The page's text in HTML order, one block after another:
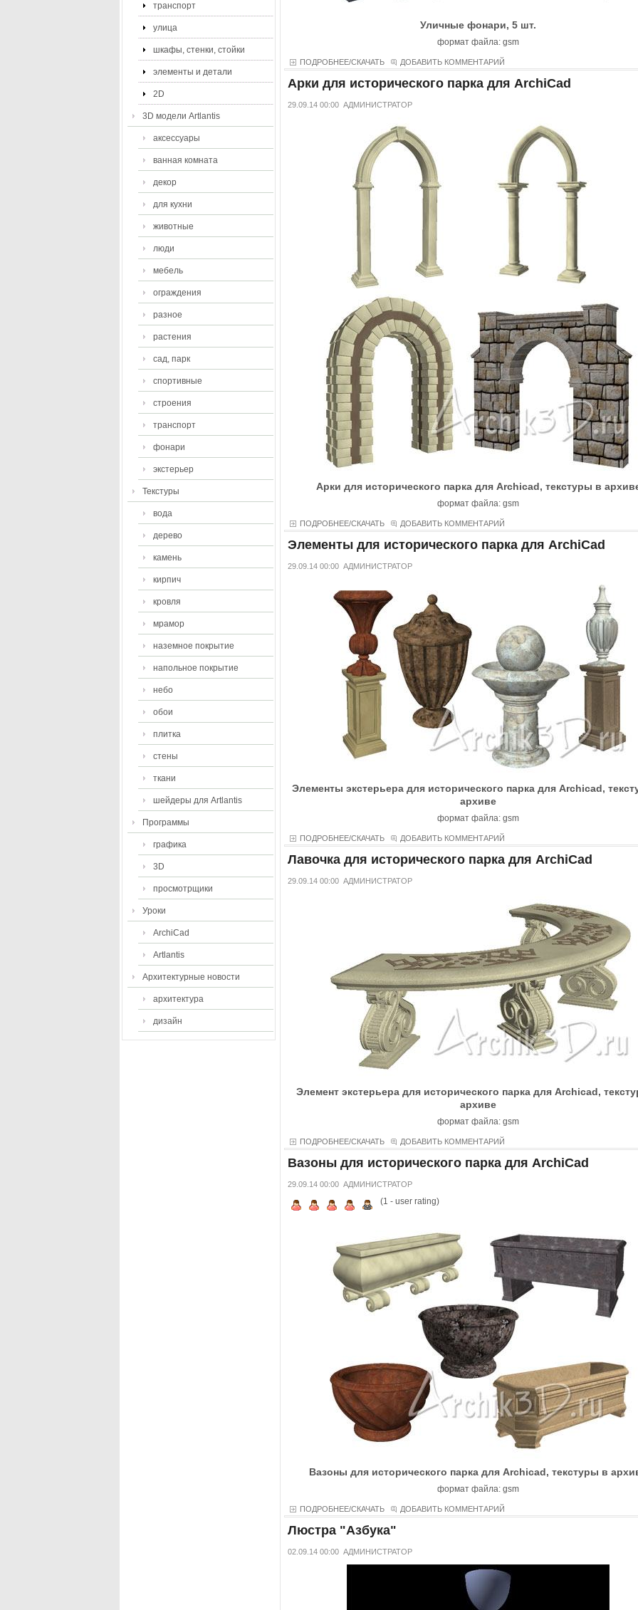
транспорт
улица
шкафы, стенки, стойки
элементы и детали
2D
3D модели Artlantis
аксессуары
ванная комната
декор
для кухни
животные
люди
мебель
ограждения
разное
растения
сад, парк
спортивные
строения
транспорт
фонари
экстерьер
Текстуры
вода
дерево
камень
кирпич
кровля
мрамор
наземное покрытие
напольное покрытие
небо
обои
плитка
стены
ткани
шейдеры для Artlantis
Программы
графика
3D
просмотрщики
Уроки
ArchiCad
Artlantis
Архитектурные новости
архитектура
дизайн
Уличные фонари, 5 шт.
формат файла: gsm
ПОДРОБНЕЕ/СКАЧАТЬ ДОБАВИТЬ КОММЕНТАРИЙ
Арки для исторического парка для ArchiCad
29.09.14 00:00 АДМИНИСТРАТОР
Арки для исторического парка для Archicad, текстуры в
формат файла: gsm
ПОДРОБНЕЕ/СКАЧАТЬ ДОБАВИТЬ КОММЕНТАРИЙ
Элементы для исторического парка для ArchiCad
29.09.14 00:00 АДМИНИСТРАТОР
Элементы экстерьера для исторического парка для Archicad,
архиве
формат файла: gsm
ПОДРОБНЕЕ/СКАЧАТЬ ДОБАВИТЬ КОММЕНТАРИЙ
Лавочка для исторического парка для ArchiCad
29.09.14 00:00 АДМИНИСТРАТОР
Элемент экстерьера для исторического парка для Archicad,
архиве
формат файла: gsm
ПОДРОБНЕЕ/СКАЧАТЬ ДОБАВИТЬ КОММЕНТАРИЙ
Вазоны для исторического парка для ArchiCad
29.09.14 00:00 АДМИНИСТРАТОР
(1 - user rating)
Вазоны для исторического парка для Archicad, текстуры в
формат файла: gsm
ПОДРОБНЕЕ/СКАЧАТЬ ДОБАВИТЬ КОММЕНТАРИЙ
Люстра "Азбука"
02.09.14 00:00 АДМИНИСТРАТОР